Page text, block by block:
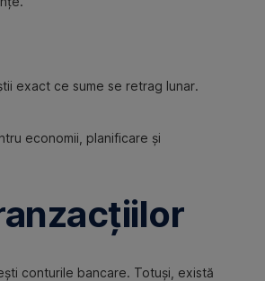
exact ce sume se retrag lunar.
economii, planificare și
conturile bancare. Totuși, există